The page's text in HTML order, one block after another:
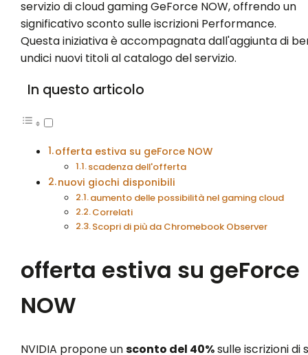
servizio di cloud gaming GeForce NOW, offrendo un
significativo sconto sulle iscrizioni Performance.
Questa iniziativa è accompagnata dall'aggiunta di
undici nuovi titoli al catalogo del servizio.
In questo articolo
offerta estiva su geForce NOW
scadenza dell'offerta
nuovi giochi disponibili
aumento delle possibilità nel gaming cloud
Correlati
Scopri di più da Chromebook Observer
offerta estiva su geForce
NOW
NVIDIA propone unsconto del 40%sulle iscrizioni di